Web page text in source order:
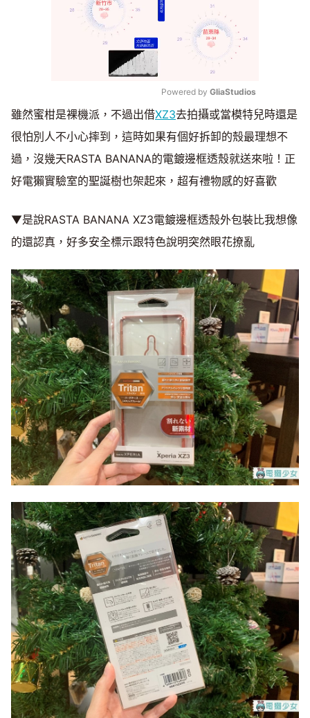
Mute
Powered by GliaStudios
雖然蜜柑是裸機派，不過出借XZ3去拍攝或當模特兒時還是
很怕別人不小心摔到，這時如果有個好拆卸的殼最理想不
過，沒幾天RASTA BANANA的電鍍邊框透殼就送來啦！正
好電獺實驗室的聖誕樹也架起來，超有禮物感的好喜歡
▼是說RASTA BANANA XZ3電鍍邊框透殼外包裝比我想像
的還認真，好多安全標示跟特色說明突然眼花撩亂